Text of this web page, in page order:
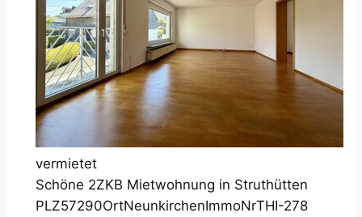
vermietet
Schöne 2ZKB Mietwohnung in Struthütten
PLZ57290OrtNeunkirchenImmoNrTHI-278